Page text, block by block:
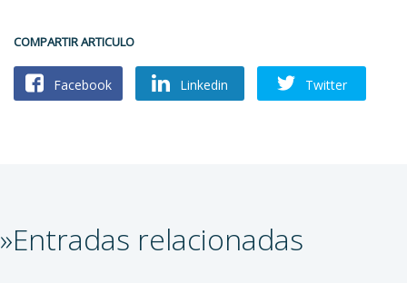
COMPARTIR ARTICULO
Facebook Linkedin Twitter
»Entradas relacionadas